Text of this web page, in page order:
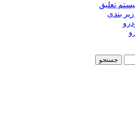
تعلیق
بندی
جستجو